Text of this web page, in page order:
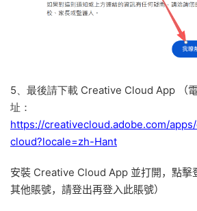
5、最後請下載 Creative Cloud App （
址：
https://creativecloud.adobe.com/
cloud?locale=zh-Hant
安裝 Creative Cloud App 並打開，點擊
其他賬號，請登出再登入此賬號）